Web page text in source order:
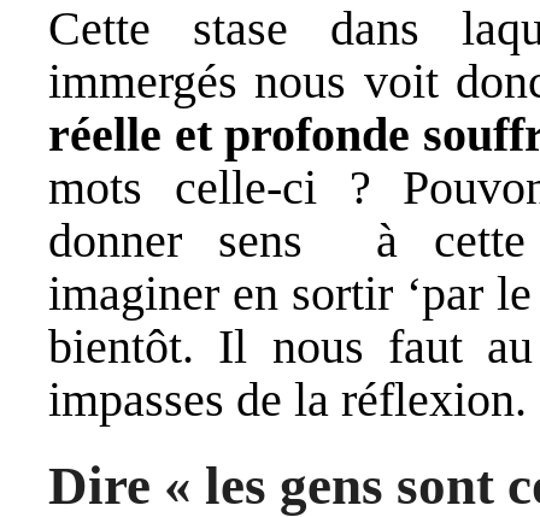
Cette stase dans
immergés nous voit
réelle et profonde
mots celle-ci ?
donner sens à cette
imaginer en sortir ‘par
bientôt. Il nous faut au
impasses de la réflexion.
Dire « les gens sont